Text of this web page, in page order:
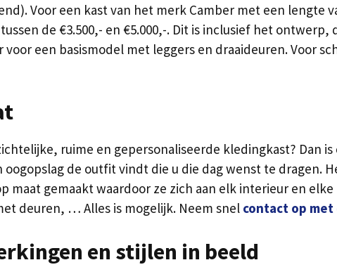
Voor een kast van het merk Camber met een lengte
de €3.500,- en €5.000,-. Dit is inclusief het ontwerp,
een basismodel met leggers en draaideuren. Voor
ruime en gepersonaliseerde kledingkast? Dan
oogopslag de outfit vindt die u die dag wenst te dragen.
maat gemaakt waardoor ze zich aan elk interieur en
deuren, … Alles is mogelijk. Neem snel contact op
en stijlen in beeld